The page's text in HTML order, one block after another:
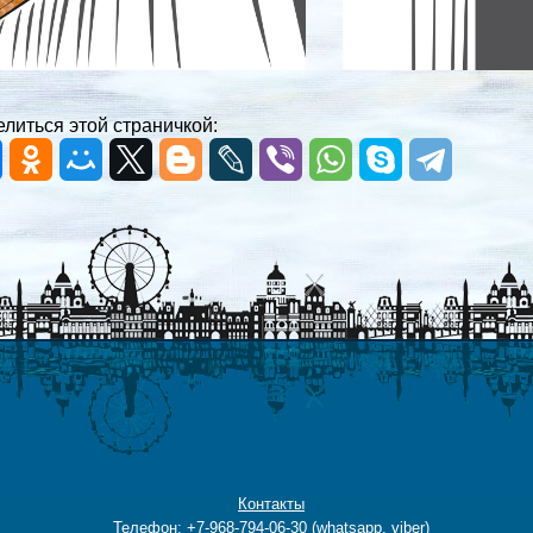
этой страничкой:
Контакты
Телефон: +7-968-794-06-30 (whatsapp, viber)